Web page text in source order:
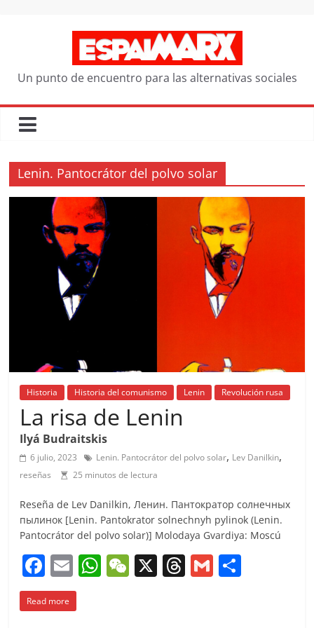
Un punto de encuentro para las alternativas sociales
Lenin. Pantocrátor del polvo solar
Historia Historia del comunismo Lenin Revolución rusa
La risa de Lenin
Ilyá Budraitskis
6 julio, 2023 Lenin. Pantocrátor del polvo solar, Lev Danilkin,
reseñas 25 minutos de lectura
Reseña de Lev Danilkin, Ленин. Пантократор солнечных
пылинок [Lenin. Pantokrator solnechnyh pylinok (Lenin.
Pantocrátor del polvo solar)] Molodaya Gvardiya: Moscú
F
a
c
E
m
ai
W W X T G
Read more